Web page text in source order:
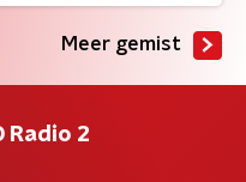
Meer gemist
Radio 2